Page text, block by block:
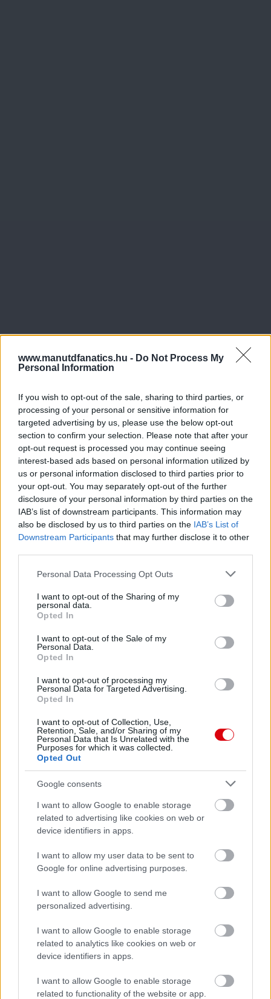
www.manutdfanatics.hu - Do Not Process My
Personal Information
If you wish to opt-out of the sale, sharing to third parties, or
processing of your personal or sensitive information for
targeted advertising by us, please use the below opt-out
section to confirm your selection. Please note that after your
opt-out request is processed you may continue seeing
interest-based ads based on personal information utilized by
us or personal information disclosed to third parties prior to
your opt-out. You may separately opt-out of the further
disclosure of your personal information by third parties on the
IAB’s list of downstream participants. This information may
also be disclosed by us to third parties on the IAB’s List of
Downstream Participants that may further disclose it to other
Please note that this website/app uses one or more Google
not limited to your visit or usage behaviour. You may click to
grant or deny consent to Google and its third-party tags to
use your data for below specified purposes in below Google
consent section.
Personal Data Processing Opt Outs
I want to opt-out of the Sharing of my
personal data.
Opted In
I want to opt-out of the Sale of my
Personal Data.
Opted In
I want to opt-out of processing my
Personal Data for Targeted Advertising.
Opted In
I want to opt-out of Collection, Use,
Retention, Sale, and/or Sharing of my
Personal Data that Is Unrelated with the
Purposes for which it was collected.
Opted Out
Google consents
I want to allow Google to enable storage
related to advertising like cookies on web or
device identifiers in apps.
I want to allow my user data to be sent to
Google for online advertising purposes.
I want to allow Google to send me
personalized advertising.
I want to allow Google to enable storage
related to analytics like cookies on web or
device identifiers in apps.
I want to allow Google to enable storage
related to functionality of the website or app.